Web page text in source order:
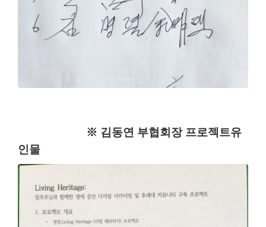
※ 김동연 부협회장 프로젝트유
인물